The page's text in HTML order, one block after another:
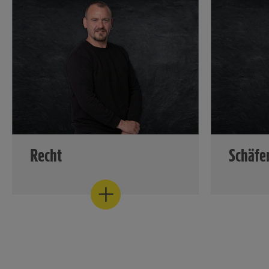
Werbekampagnen und
Werbemitteln aller Art.
sowie
Jobs bei
Bereich Onlinekommunikation
sowie die Unternehmenspräsenz
auf Social Media-Kanälen zuständig.
tägliche
Jobs in
Recht
Als genossenschaftlich geführter
Unternehmensverbund
übernehmen wir seit über 100
Als
Minden-